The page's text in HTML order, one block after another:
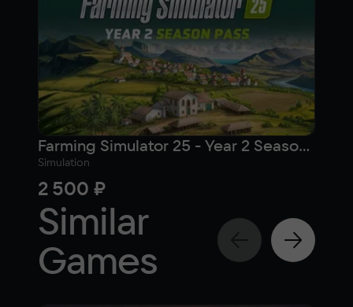
Farming Simulator 25 - Year 2 Season Pass
Simulation
2 500 ₽
Similar
Games